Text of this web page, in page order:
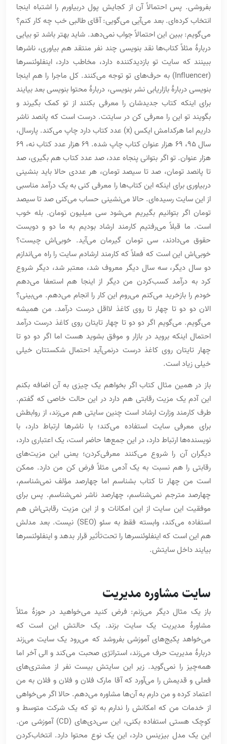
بفروشی. پس احتمالاً آن از کجایش پول دربیاورم را اشتباه اینجا
انتخاب کرده‌ای. بعد می‌آیی می‌گویی: آقای طالبی خب چه کار کنم؟
می‌گویم: ببین این احتمالاً جواب نمی‌دهد. شاید بهتر باشد تو بیایی
دربارۀ مثلاً کتاب‌ها نقد بنویسی چند نفر منتقد هم بیاوری، ناشرها
ببینند که سایت تو بازدیدکننده دارد، مخاطب دارد، اینفلوئنسرها
(Influencer) به حرف‌های تو توجه می‌کنند. کل ماجرا را هم اینجا
بنویسی دربارۀ بازاریابی نشر بنویسی، دربارۀ محتوا بنویسی بعد بیایند
برای اینکه کتاب جدیدشان را معرفی بکنند از تو کمک بگیرند و
بگویند تو این را معرفی کن در سایتت. درست است که پانصد ناشر
داریم اما هرکدامش ایکس (x) عدد کتاب دارد چاپ می‌کند. پارسال،
سال 95، 69 هزار عنوان کتاب چاپ شده. 69 هزار عدد کتاب نه، 69
هزار عنوان. تو اگر بتوانی پنجاه عدد، صد عدد کتاب هم بگیری، صد
تا پانصد تومان، صد تا سیصد تومان، هر عددی حالا باید بنشینی
دربیاوری برای اینکه این کتاب‌ها را معرفی کنی به یک درآمد مناسبی
از این سایت رسیده‌ای. حالا می‌نشینی حساب می‌کنی صد تا سیصد
تومان اگر بتوانیم بگیریم می‌شود سی میلیون تومان. بله خوب
است. ما قبلاً می‌رفتیم کارمند ارشاد بودیم به ما دو و دویست
حقوق می‌دادند، سی تومان گیرمان می‌آید. خوبی‌اش چیست؟
خوبی‌اش این است که فعلاً که کارمند ارشادم سایت را راه می‌اندازم
دو سال دیگر، سه سال دیگر معروف شد، معتبر شد، دیگر شروع
کرد به درآمد کسب‌کردن من دیگر از اینجا هم استعفا می‌دهم
خودم را بازخرید می‌کنم می‌روم این کار را انجام می‌دهم. می‌بینی؟
الان دو دو تا چهار تا روی کاغذ لااقل درست درآمد. من همیشه
می‌گویم. می‌گویم اگر دو دو تا چهار تایتان روی کاغذ درست درآمد
احتمال اینکه بروید در بازار و موفق بشوید هست اما اگر دو دو تا
چهار تایتان روی کاغذ درست درنمی‌آید احتمال شکستتان خیلی
خیلی زیاد است.
باز در همین مثال کتاب اگر بخواهم یک چیزی به آن اضافه بکنم
این آدم یک مزیت رقابتی هم دارد در این حالت خاصی که گفتم.
طرف کارمند وزارت ارشاد است چنین سایتی هم می‌زند، از روابطش
برای معرفی سایت استفاده می‌کند؛ با ناشرها ارتباط دارد، با
نویسنده‌ها ارتباط دارد، در این جمع‌ها حاضر است، یک اعتباری دارد،
دیگران آن را شروع می‌کنند معرفی‌کردن؛ یعنی این مزیت‌های
رقابتی را هم نسبت به یک آدمی مثلاً فرض کن من دارد. ممکن
است من چهار تا کتاب بشناسم اما چهارصد مؤلف نمی‌شناسم،
چهارصد مترجم نمی‌شناسم، چهارصد ناشر نمی‌شناسم. پس برای
موفقیت این سایت از این امکانات و از این مزیت رقابتی‌اش هم
استفاده می‌کند، وابسته فقط به سئو (SEO) نیست. بعد مدلش
هم این است که اینفلوئنسرها را تحت‌تأثیر قرار بدهد و اینفلوئنسرها
بیایند داخل سایتش.
سایت مشاوره مدیریت
باز یک مثال دیگر می‌زنم: فرض کنید می‌خواهید در حوزۀ مثلاً
مشاورۀ مدیریت یک سایت بزند. یک حالتش این است که
می‌خواهد پکیج‌های آموزشی بفروشد که می‌رود یک سایت می‌زند
دربارۀ مدیریت حرف می‌زند، استراتژی صحبت می‌کند و الی آخر اما
همه‌چیز را نمی‌گوید. زیر این سایتش بیست نفر از مشتری‌های
فعلی و قدیمش را می‌آورد که آقا مارک فلان و فلان و فلان به من
اعتماد کرده و من دارم به آن‌ها مشاوره می‌دهم. حالا اگر می‌خواهی
از خدمات من که امکانش را ندارم به تو که یک شرکت متوسط و
کوچک هستی استفاده بکنی، این سی‌دی‌های (CD) آموزشی من.
این یک مدل بیزینس دارد، این یک نوع محتوا دارد. انتخاب‌کردن